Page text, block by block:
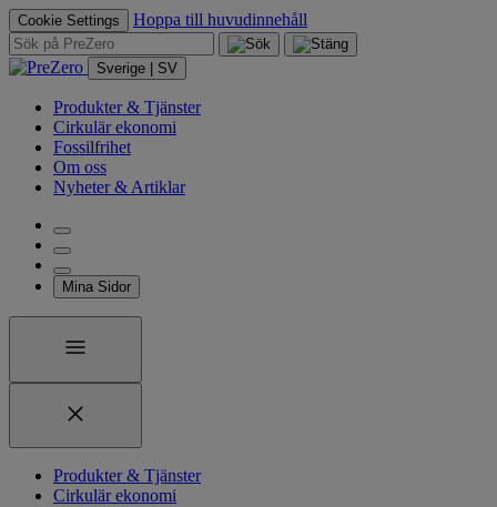
Cookie Settings Hoppa till huvudinnehåll
Sverige | SV
Produkter & Tjänster
Cirkulär ekonomi
Fossilfrihet
Om oss
Nyheter & Artiklar
Mina Sidor
Produkter & Tjänster
Cirkulär ekonomi